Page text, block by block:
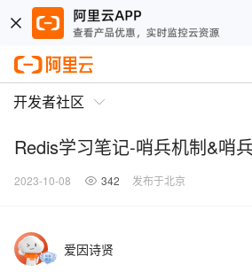
开发者社区
Redis学习笔记-哨兵机制&哨
2023-10-08 342 发布于北京
爱因诗贤